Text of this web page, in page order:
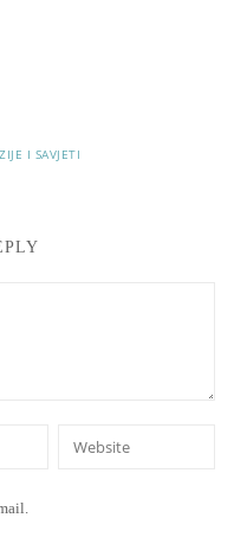
I SAVJETI
Website